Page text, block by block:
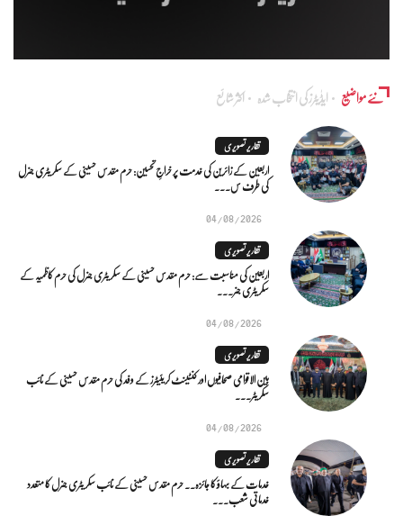
نئے مواضیع ایڈٰیٹرز کی انتخاب شدہ اکثر شائع
تقاریر تصویری
اربعین کے زائرین کی خدمت پر خراجِ تحسین: حرم مقدس حسینی کے سکریٹری جنرل
کی طرف س...
04/08/2026
تقاریر تصویری
اربعین کی مناسبت سے: حرم مقدس حسینی کے سکریٹری جنرل کی حرم کاظمیہ کے
سکریٹری جنر...
04/08/2026
تقاریر تصویری
بین الاقوامی صحافیوں اور کنٹینٹ کریئیٹرز کے وفد کی حرم مقدس حسینی کے نائب
سکریٹر...
04/08/2026
تقاریر تصویری
خدمات کے بہاؤ کا جائزہ.. حرم مقدس حسینی کے نائب سکریٹری جنرل کا متعدد
خدماتی شعب...